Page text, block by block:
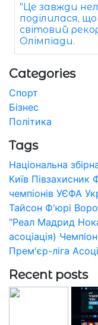
"Це завжди
поділилася,
світовий
Олімпіади.
Categories
Спорт
Бізнес
Політика
Tags
Національна
Київ Півзахисник
чемпіонів УЄФА
Тайсон Ф'юрі
"Реал Мадрид
асоціація)
Прем'єр-ліга
Recent posts